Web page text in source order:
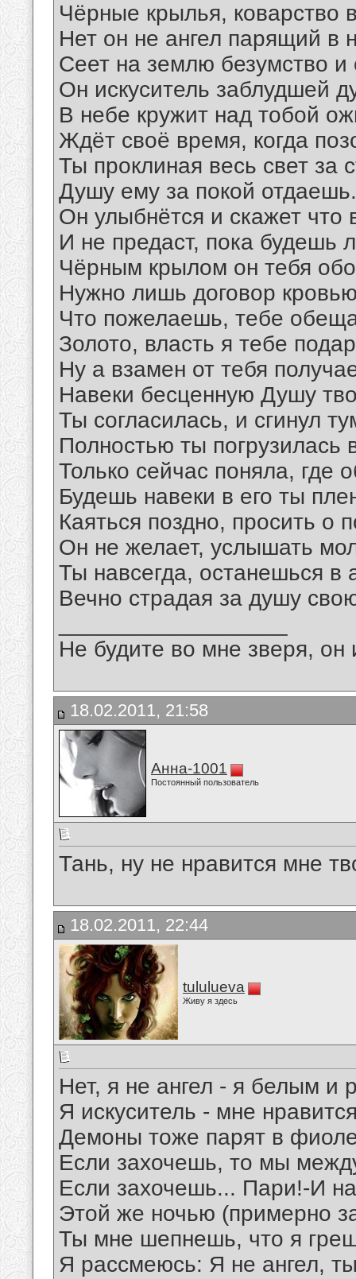
Чёрные крылья, коварство
Нет он не ангел парящий в
Сеет на землю безумство и
Он искуситель заблудшей
В небе кружит над тобой
Ждёт своё время, когда
Ты проклиная весь свет за
Душу ему за покой отдаешь.
Он улыбнётся и скажет что
И не предаст, пока будешь
Чёрным крылом он тебя
Нужно лишь договор
Что пожелаешь, тебе
Золото, власть я тебе
Ну а взамен от тебя
Навеки бесценную Душу
Ты согласилась, и сгинул
Полностью ты погрузилась
Только сейчас поняла, где
Будешь навеки в его ты
Каяться поздно, просить о
Он не желает, услышать
Ты навсегда, останешься в
Вечно страдая за душу
Не будите во мне зверя, он
18.02.2011, 21:58
Анна-1001
Постоянный пользователь
Тань, ну не нравится мне
18.02.2011, 22:44
tululueva
Живу я здесь
Нет, я не ангел - я белым и
Я искуситель - мне
Демоны тоже парят в
Если захочешь, то мы
Если захочешь... Пари!-И
Этой же ночью (примерно
Ты мне шепнешь, что я
Я рассмеюсь: Я не ангел,